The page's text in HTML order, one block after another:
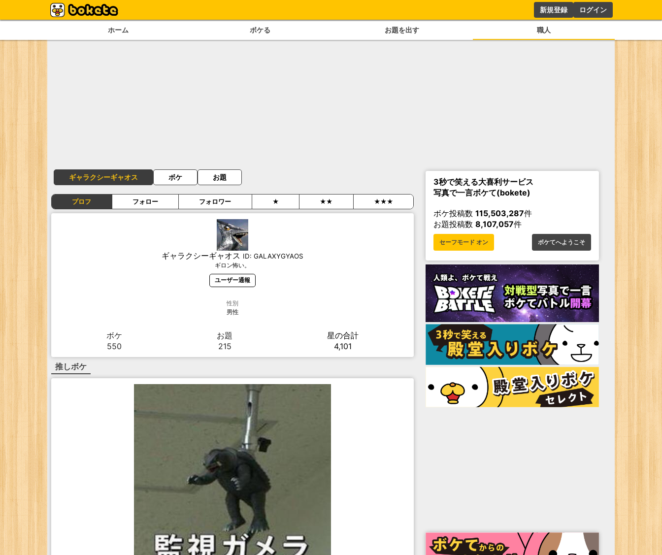
新規登録 ログイン
ホーム ボケる お題を出す 職人
ギャラクシーギャオス ボケ お題
プロフ フォロー フォロワー ★ ★★ ★★★
ギャラクシーギャオス ID: GALAXYGYAOS
ギロン怖い。
ユーザー通報
性別
男性
ボケ
550
お題
215
星の合計
4,101
推しボケ
3秒で笑える大喜利サービス
写真で一言ボケて(bokete)
ボケ投稿数 115,503,287件
お題投稿数 8,107,057件
セーフモード オン ボケてへようこそ